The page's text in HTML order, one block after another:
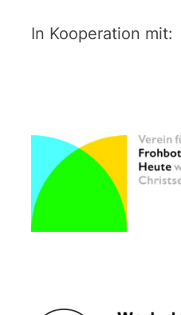
In Kooperation mit: